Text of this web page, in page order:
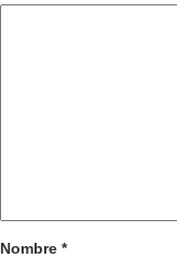
Nombre *